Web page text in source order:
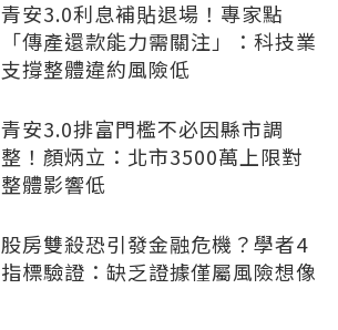
青安3.0利息補貼退場！專家點
「傳產還款能力需關注」：科技業
支撐整體違約風險低
青安3.0排富門檻不必因縣市調
整！顏炳立：北市3500萬上限對
整體影響低
股房雙殺恐引發金融危機？學者4
指標驗證：缺乏證據僅屬風險想像